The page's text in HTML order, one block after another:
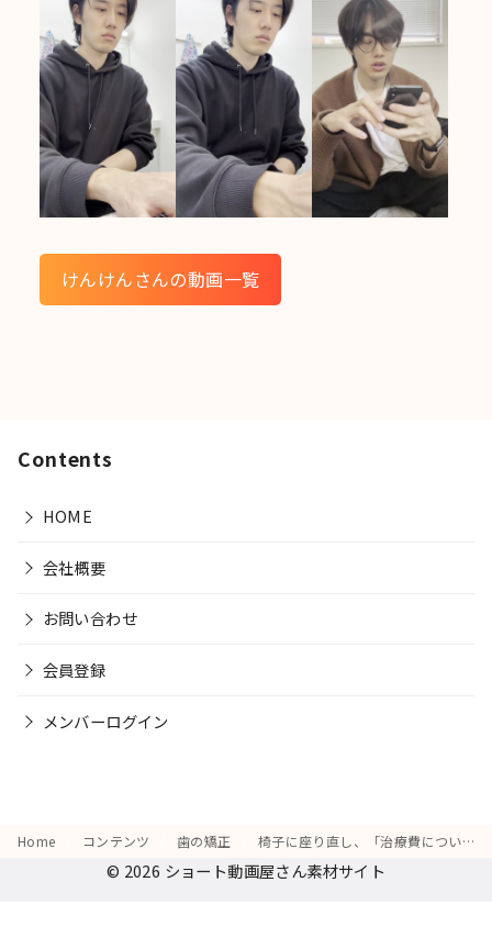
けんけんさんの動画一覧
Contents
HOME
会社概要
お問い合わせ
会員登録
メンバーログイン
Home コンテンツ 歯の矯正 椅子に座り直し、「治療費について調べてみよう」と電卓を操作する動作
© 2026 ショート動画屋さん素材サイト